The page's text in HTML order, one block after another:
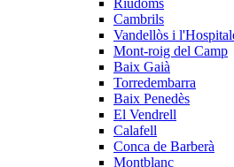
Cambrils
Vandellòs i
Mont-roig del Camp
Baix Gaià
Torredembarra
Baix Penedès
El Vendrell
Calafell
Conca de Barberà
Montblanc